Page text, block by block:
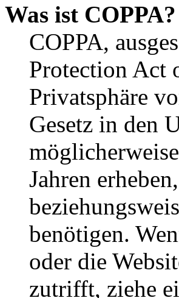
Was ist COPPA?
COPPA,
Protection Act
Privatsphäre
Gesetz in den
Jahren
benötigen.
oder die
zutrifft, ziehe